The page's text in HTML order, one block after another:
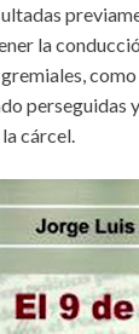
la
perseguidas
cárcel.